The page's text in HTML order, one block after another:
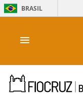
BRASIL
menu